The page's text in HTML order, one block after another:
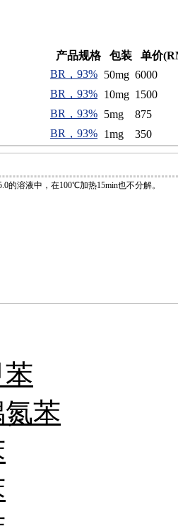
产品规格 包装
单价
BR，93% 50mg 6000
BR，93% 10mg 1500
BR，93% 5mg
875
BR，93% 1mg 350
的溶液中，在100℃加热15min也不分解。
苯